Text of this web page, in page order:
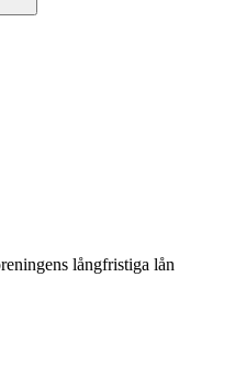
långfristiga lån